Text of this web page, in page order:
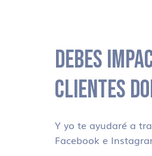
DEBES
CLIENTES
Y yo te ayudaré a
Facebook e